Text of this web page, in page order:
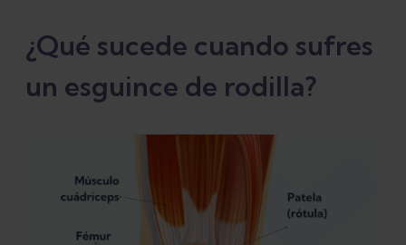
¿Qué sucede cuando sufres un
esguince de rodilla?
¿Por qué el movimiento es tan
importante como tratamiento para la
¿Qué sucede cuando sufres
un esguince de rodilla?